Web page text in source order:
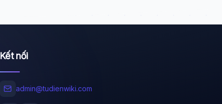
Kết nối
admin@tudienwiki.com